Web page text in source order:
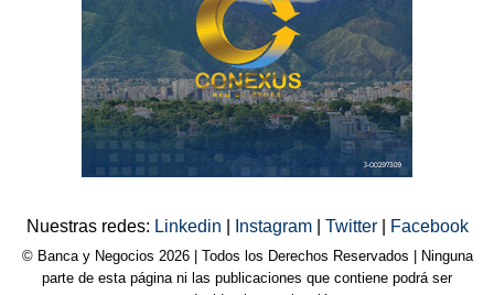
Nuestras redes: Linkedin Instagram Twitter Facebook
© Banca y Negocios 2026 | Todos los Derechos Reservados | Ninguna
parte de esta página ni las publicaciones que contiene podrá ser